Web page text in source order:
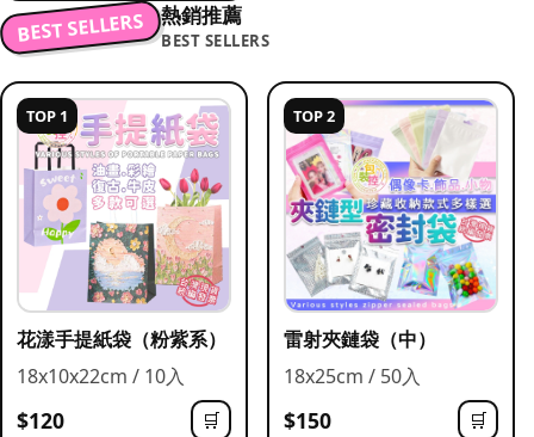
BEST SELLERS 熱銷推薦
BEST SELLERS
TOP 1
花漾手提紙袋（粉紫系）
18x10x22cm / 10入
$120 🛒
TOP 2
雷射夾鏈袋（中）
18x25cm / 50入
$150 🛒